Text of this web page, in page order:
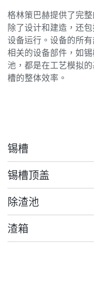
格林策巴赫提供了完
除了设计和建造，还
设备运行。设备的所
相关的设备部件，如
池，都是在工艺模拟
槽的整体效率。
锡槽
我们是这样规划和设
成分、厚度和吨位，
全符合您需求的锡槽
根据所需的玻璃
通过不同的耐火
先分析和优化，
锡槽顶盖
锡槽顶盖使锡槽更加
产生超压，使工艺与
温度分布的地方，这
外，保护气体也是为
璃缺陷。
除渣池
锡槽末端的除渣池可
程中，锡渣粘在玻璃
渣箱